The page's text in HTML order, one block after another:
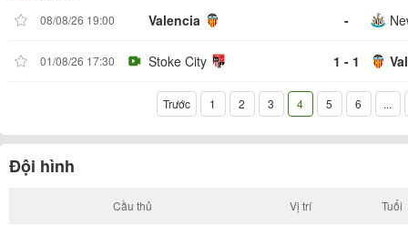
08/08/26 19:00
Valencia -
01/08/26 17:30 Stoke City 1 - 1
Trước 1 2 3 4 5 6 ...
Đội hình
Cầu thủ Vị trí Tuổi